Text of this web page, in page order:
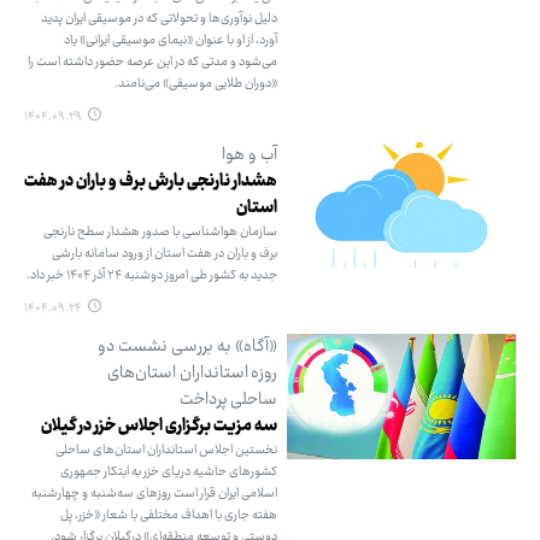
دلیل نوآوری‌ها و تحولاتی که در موسیقی ایران پدید
آورد، از او با عنوان «نیمای موسیقی ایرانی» یاد
می‌شود و مدتی که در این عرصه حضور داشته است را
«دوران طلایی موسیقی» می‌نامند.
۱۴۰۴.۰۹.۲۹
آب و هوا
هشدار نارنجی بارش برف و باران در هفت
استان
سازمان هواشناسی با صدور هشدار سطح نارنجی
برف و باران در هفت استان از ورود سامانه بارشی
جدید به کشور طی امروز دوشنبه ۲۴ آذر ۱۴۰۴ خبر داد.
۱۴۰۴.۰۹.۲۴
«آگاه» به بررسی نشست دو
روزه استانداران استان‌های
ساحلی پرداخت
سه مزیت برگزاری اجلاس خزر در گیلان
نخستین اجلاس استانداران استان‌های ساحلی
کشورهای حاشیه دریای خزر به ابتکار جمهوری
اسلامی ایران قرار است روزهای سه‌شنبه و چهارشنبه
هفته جاری با اهداف مختلفی با شعار «خزر، پل